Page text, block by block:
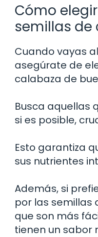
Cómo
semillas de
Cuando vayas
asegúrate de
calabaza de
Busca aquellas
si es posible,
Esto garantiza
sus nutrientes
Además, si
por las semillas
que son más
tienen un sabor